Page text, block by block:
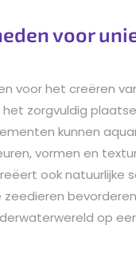
voor
voor het creëren
zorgvuldig
kunnen
vormen en
ook natuurlijke
op